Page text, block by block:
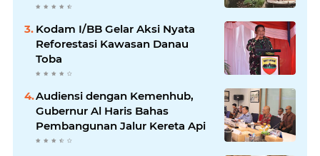
Kodam I/BB Gelar Aksi Nyata
Reforestasi Kawasan Danau
Toba
Audiensi dengan Kemenhub,
Gubernur Al Haris Bahas
Pembangunan Jalur Kereta Api